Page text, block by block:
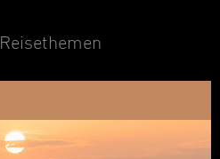
Reisethemen